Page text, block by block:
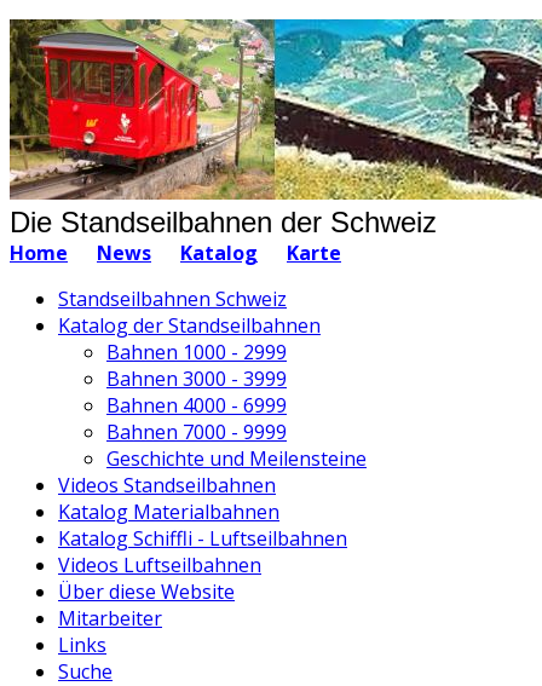
Die Standseilbahnen der Schweiz
Home News Katalog
Karte
Standseilbahnen Schweiz
Katalog der Standseilbahnen
Bahnen 1000 - 2999
Bahnen 3000 - 3999
Bahnen 4000 - 6999
Bahnen 7000 - 9999
Geschichte und Meilensteine
Videos Standseilbahnen
Katalog Materialbahnen
Katalog Schiffli - Luftseilbahnen
Videos Luftseilbahnen
Über diese Website
Mitarbeiter
Links
Suche